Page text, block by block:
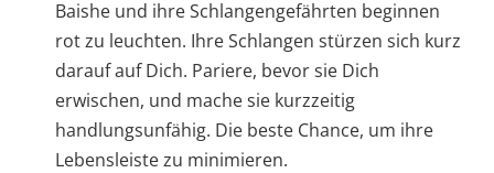
Baishe und ihre Schlangengefährten beginnen
rot zu leuchten. Ihre Schlangen stürzen sich kurz
darauf auf Dich. Pariere, bevor sie Dich
erwischen, und mache sie kurzzeitig
handlungsunfähig. Die beste Chance, um ihre
Lebensleiste zu minimieren.